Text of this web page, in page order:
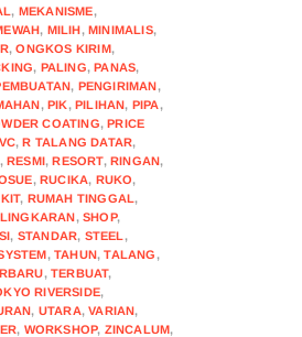
, MEKANISME,
, MILIH,MINIMALIS,
,ONGKOS KIRIM,
, PALING,PANAS,
, PENGIRIMAN,
,PIK,PILIHAN, PIPA,
COATING,PRICE
,R TALANG DATAR,
,RESMI,RESORT,RINGAN,
,RUCIKA, RUKO,
, RUMAH TINGGAL,
,SHOP,
, STANDAR, STEEL ,
,TAHUN,TALANG ,
,TERBUAT,
RIVERSIDE,
, UTARA,VARIAN,
, WORKSHOP, ZINCALUM,